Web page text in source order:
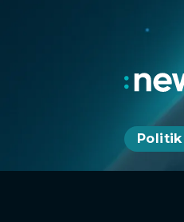
Politik